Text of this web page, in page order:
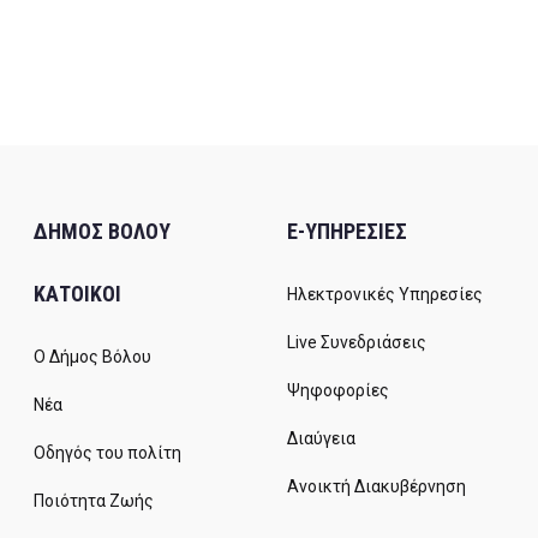
ΔΗΜΟΣ ΒΟΛΟΥ
ΚΑΤΟΙΚΟΙ
Ο Δήμος Βόλου
Νέα
Οδηγός του πολίτη
Ποιότητα Ζωής
E-ΥΠΗΡΕΣΙΕΣ
Ηλεκτρονικές Υπηρεσίες
Live Συνεδριάσεις
Ψηφοφορίες
Διαύγεια
Ανοικτή Διακυβέρνηση